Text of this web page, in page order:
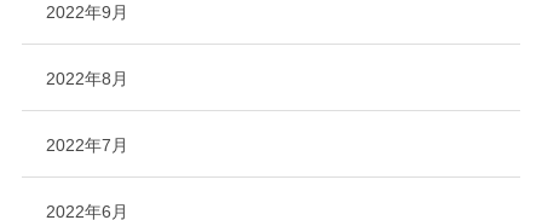
2022年9月
2022年8月
2022年7月
2022年6月